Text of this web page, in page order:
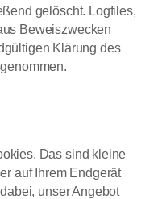
gelöscht. Logfiles,
Beweiszwecken
Klärung des
Das sind kleine
auf Ihrem Endgerät
unser Angebot